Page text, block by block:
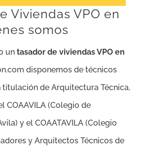
Viviendas VPO en
somos
un tasador de viviendas VPO en
disponemos de técnicos
de Arquitectura Técnica,
COAAVILA (Colegio de
y el COAATAVILA (Colegio
y Arquitectos Técnicos de